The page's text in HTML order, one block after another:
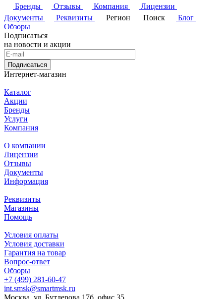
Бренды
Отзывы Компания
Лицензии
Документы
Реквизиты Регион Поиск
Блог
Обзоры
Подписаться
на новости и акции
Подписаться
Интернет-магазин
Каталог
Акции
Бренды
Услуги
Компания
О компании
Лицензии
Отзывы
Документы
Информация
Реквизиты
Магазины
Помощь
Условия оплаты
Условия доставки
Гарантия на товар
Вопрос-ответ
Обзоры
+7 (499) 281-60-47
int.smsk@smartmsk.ru
Москва, ул. Бутлерова 17б, офис 35